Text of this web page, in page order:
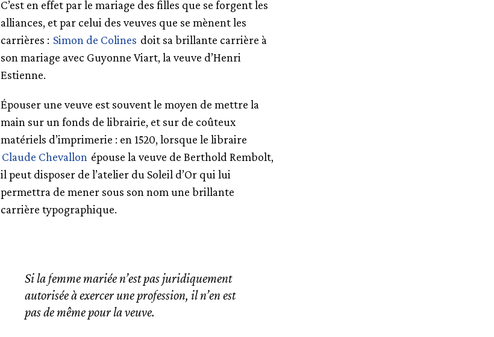
C’est en effet par le mariage des filles que se forgent les
alliances, et par celui des veuves que se mènent les
carrières : Simon de Colines doit sa brillante carrière à
son mariage avec Guyonne Viart, la veuve d’Henri
Estienne.
Épouser une veuve est souvent le moyen de mettre la
main sur un fonds de librairie, et sur de coûteux
matériels d’imprimerie : en 1520, lorsque le libraire
Claude Chevallon épouse la veuve de Berthold Rembolt,
il peut disposer de l’atelier du Soleil d’Or qui lui
permettra de mener sous son nom une brillante
carrière typographique.
Si la femme mariée n’est pas juridiquement
autorisée à exercer une profession, il n’en est
pas de même pour la veuve.